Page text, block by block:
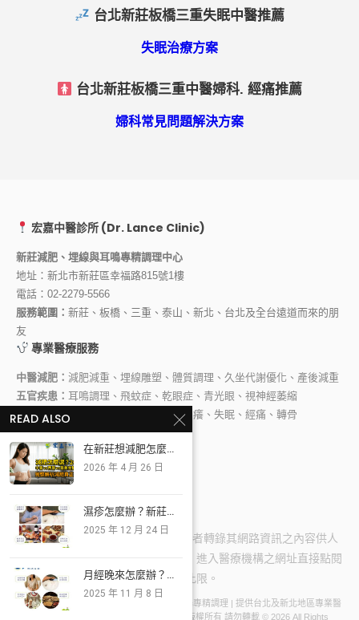
台北新莊板橋三重失眠中醫推薦
失眠治療方案
台北新莊板橋三重中醫婦科. 經痛推薦
婦科常見問題解決方案
宏嘉中醫診所 (Dr. Lance Clinic)
新莊減肥、埋線與耳鳴專精調理中心
地址：新北市新莊區幸福路815號1樓
電話： 02-2279-5566
服務範圍： 新莊、板橋、三重、泰山、新北、台北及全台遠道而來的朋
友
專業醫療服務
中醫減肥： 減肥減重、埋線雕塑、體質調理、久坐代謝優化、產後減重
五官疾患： 耳鳴調理、飛蚊症、乾眼症、青光眼、視神經萎縮
內科調理：胃食道逆流、青春痘、皮膚癢、失眠、經痛、轉骨
官方快速連結
官方網站 官方 LINE@
FB 粉絲團
YouTube 頻道
版權所有 禁止任何網際網路服務業者轉錄其網路資訊之內容供人
點閱。但以網路搜尋或超連結方式，進入醫療機構之網址直接點閱
者，不在此限。
© 宏嘉中醫診所 | 新莊中醫減肥、埋線、耳鳴專精調理 | 提供台北及新北地區專業醫
療諮詢 | 本網頁由林宏傑醫師專業審閱 | 版權所有 請勿轉載 © 2026 All Rights
READ ALSO
在新莊想減肥怎麼...
2026 年 4 月 26 日
濕疹怎麼辦？新莊...
2025 年 12 月 24 日
月經晚來怎麼辦？...
2025 年 11 月 8 日